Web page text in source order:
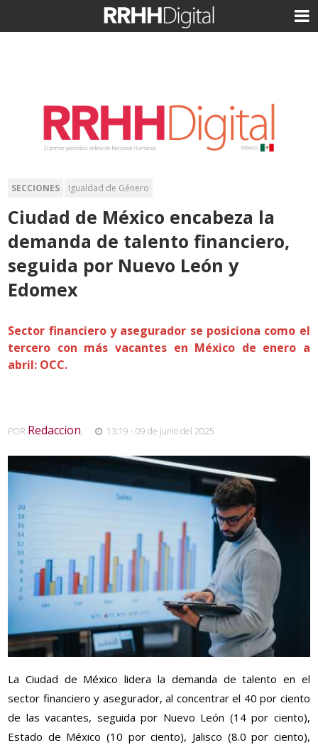
SECCIONES Igualdad de Género
Ciudad de México encabeza la
demanda de talento financiero,
seguida por Nuevo León y
Edomex
Sector financiero y asegurador se posiciona como el
tercero con más vacantes en México de enero a
abril: OCC.
POR Redaccion, 13:19 - 09 de Junio del 2025
La Ciudad de México lidera la demanda de talento en el
sector financiero y asegurador, al concentrar el 40 por ciento
de las vacantes, seguida por Nuevo León (14 por ciento),
Estado de México (10 por ciento), Jalisco (8.0 por ciento),